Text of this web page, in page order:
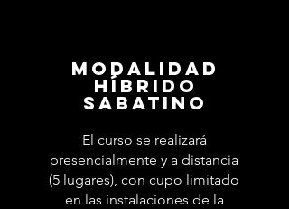
MODALIDAD
híbrido
sabatino
El curso se realizará
presencialmente y a distancia
(5 lugares), con cupo limitado
en las instalaciones de la